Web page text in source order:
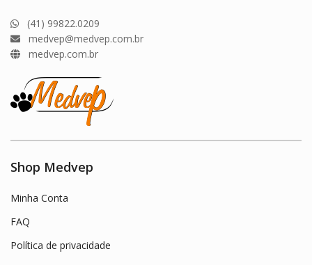
(41) 99822.0209
medvep@medvep.com.br
medvep.com.br
Shop Medvep
Minha Conta
FAQ
Política de privacidade